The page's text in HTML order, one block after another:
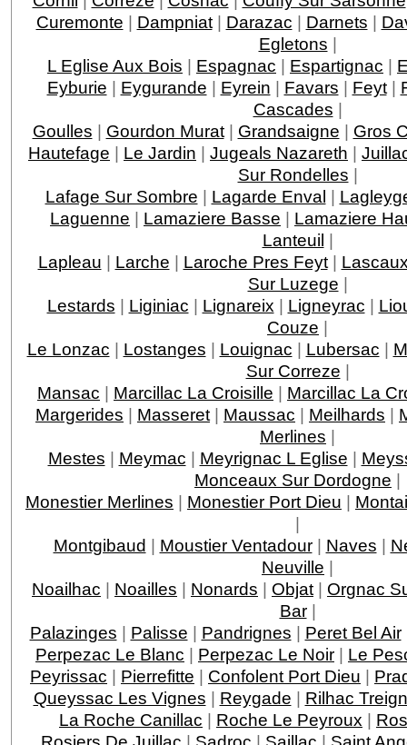
Curemonte | Dampniat| Darazac | Darnets |
Egletons |
L Eglise Aux Bois | Espagnac | Espartignac |
Eyburie | Eygurande | Eyrein | Favars | Feyt|
Cascades |
Goulles | Gourdon Murat| Grandsaigne | Gros
Hautefage | Le Jardin | Jugeals Nazareth |
Sur Rondelles |
Lafage Sur Sombre | Lagarde Enval |
Laguenne | Lamaziere Basse | Lamaziere
Lanteuil |
Lapleau | Larche | Laroche Pres Feyt|
Sur Luzege |
Lestards | Liginiac | Lignareix | Ligneyrac |
Couze |
Le Lonzac | Lostanges | Louignac | Lubersac |
Sur Correze |
Mansac | Marcillac La Croisille | Marcillac La
Margerides | Masseret | Maussac | Meilhards |
Merlines |
Mestes | Meymac | Meyrignac L Eglise |
Monceaux Sur Dordogne |
Monestier Merlines | Monestier Port Dieu |
|
Montgibaud | Moustier Ventadour| Naves |
Neuville |
Noailhac | Noailles | Nonards | Objat | Orgnac
Bar|
Palazinges | Palisse | Pandrignes | Peret Bel Air
Perpezac Le Blanc | Perpezac Le Noir | Le
Peyrissac | Pierrefitte | Confolent Port Dieu |
Queyssac Les Vignes | Reygade | Rilhac
La Roche Canillac | Roche Le Peyroux |
Rosiers De Juillac | Sadroc | Saillac | Saint